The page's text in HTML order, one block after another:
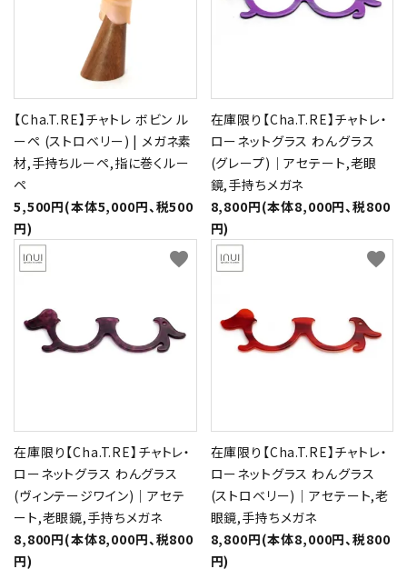
【Cha.T.RE】チャトレ ボビン ル
ーペ (ストロベリー) | メガネ素
材,手持ちルーペ,指に巻くルー
ペ
5,500円(本体5,000円、税500
円)
在庫限り【Cha.T.RE】チャトレ・
ローネットグラス わんグラス
(グレープ)｜アセテート,老眼
鏡,手持ちメガネ
8,800円(本体8,000円、税800
円)
在庫限り【Cha.T.RE】チャトレ・
ローネットグラス わんグラス
(ヴィンテージワイン)｜アセテ
ート,老眼鏡,手持ちメガネ
8,800円(本体8,000円、税800
円)
favorite
在庫限り【Cha.T.RE】チャトレ・
ローネットグラス わんグラス
(ストロベリー)｜アセテート,老
眼鏡,手持ちメガネ
8,800円(本体8,000円、税800
円)
favorite